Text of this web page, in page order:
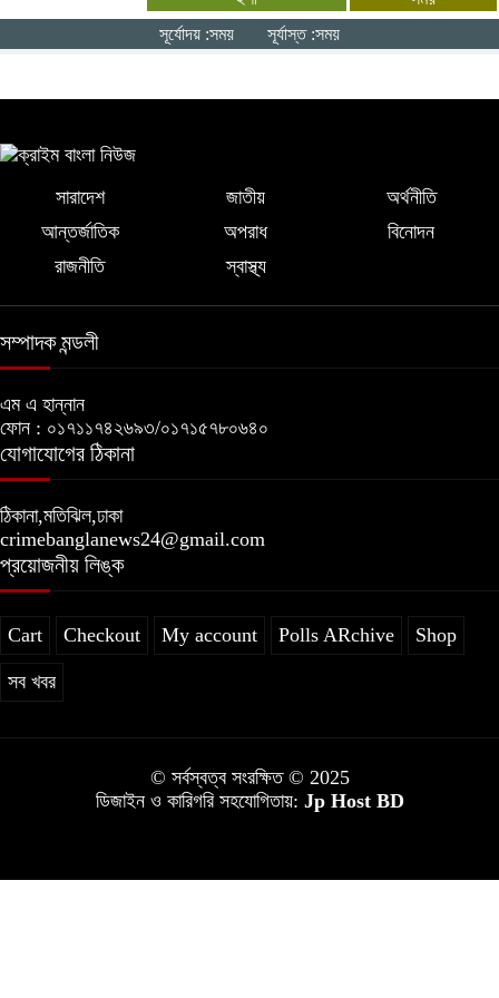
উত্তাপ ছড়াচ্ছে সিরাজগঞ্জের এনায়েতপুর হাট:
কাঁচা মরিচ ৩৮০, বেগুন ১২০ টাকা
সূর্যোদয় :সময়
সূর্যাস্ত :সময়
সারাদেশ জাতীয়
অর্থনীতি
আন্তর্জাতিক
অপরাধ
বিনোদন
রাজনীতি
স্বাস্থ্য
সম্পাদক মন্ডলী
এম এ হান্নান
ফোন : ০১৭১১৭৪২৬৯৩/০১৭১৫৭৮০৬৪০
যোগাযোগের ঠিকানা
ঠিকানা,মতিঝিল,ঢাকা
crimebanglanews24@gmail.com
প্রয়োজনীয় লিঙ্ক
Cart Checkout My account Polls ARchive Shop
সব খবর
© সর্বস্বত্ব সংরক্ষিত © 2025
ডিজাইন ও কারিগরি সহযোগিতায়: Jp Host BD